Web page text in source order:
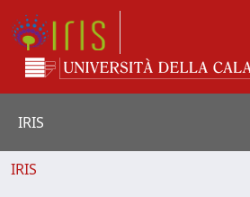
IRIS
IRIS